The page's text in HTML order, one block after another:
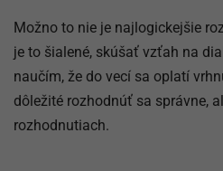
Možno to nie je najlogickejšie
je to šialené, skúšať vzťah na
naučím, že do vecí sa oplatí
dôležité rozhodnúť sa správne,
rozhodnutiach.